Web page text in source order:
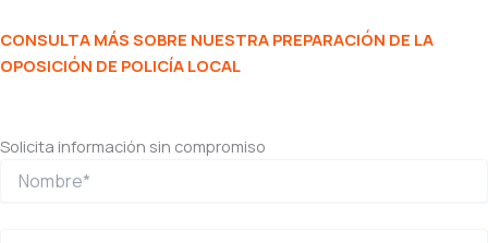
CONSULTA MÁS SOBRE NUESTRA PREPARACIÓN DE LA
OPOSICIÓN DE POLICÍA LOCAL
Solicita información sin compromiso